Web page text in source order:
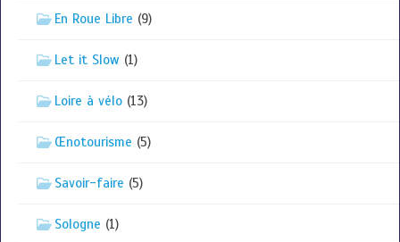
En Roue Libre (9)
Let it Slow (1)
Loire à vélo (13)
Œnotourisme (5)
Savoir-faire (5)
Sologne (1)